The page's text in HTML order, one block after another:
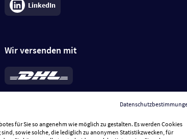
LinkedIn
Wir versenden mit
*Standard 6,95 €; bei Kühlware zzgl. 0,99 €
je Bestellung, insgesamt 7,94 €. Lieferzeit3-
für Sie so angenehm wie möglich zu gestalten. Es werden Cookies
sowie solche, die lediglich zu anonymen Statistikzwecken, für